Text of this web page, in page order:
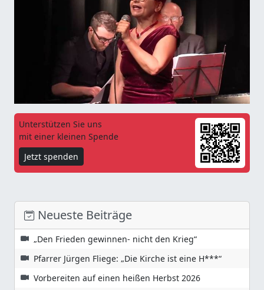
Unterstützen Sie uns
mit einer kleinen Spende
Jetzt spenden
Neueste Beiträge
„Den Frieden gewinnen- nicht den Krieg“
Pfarrer Jürgen Fliege: „Die Kirche ist eine H***“
Vorbereiten auf einen heißen Herbst 2026